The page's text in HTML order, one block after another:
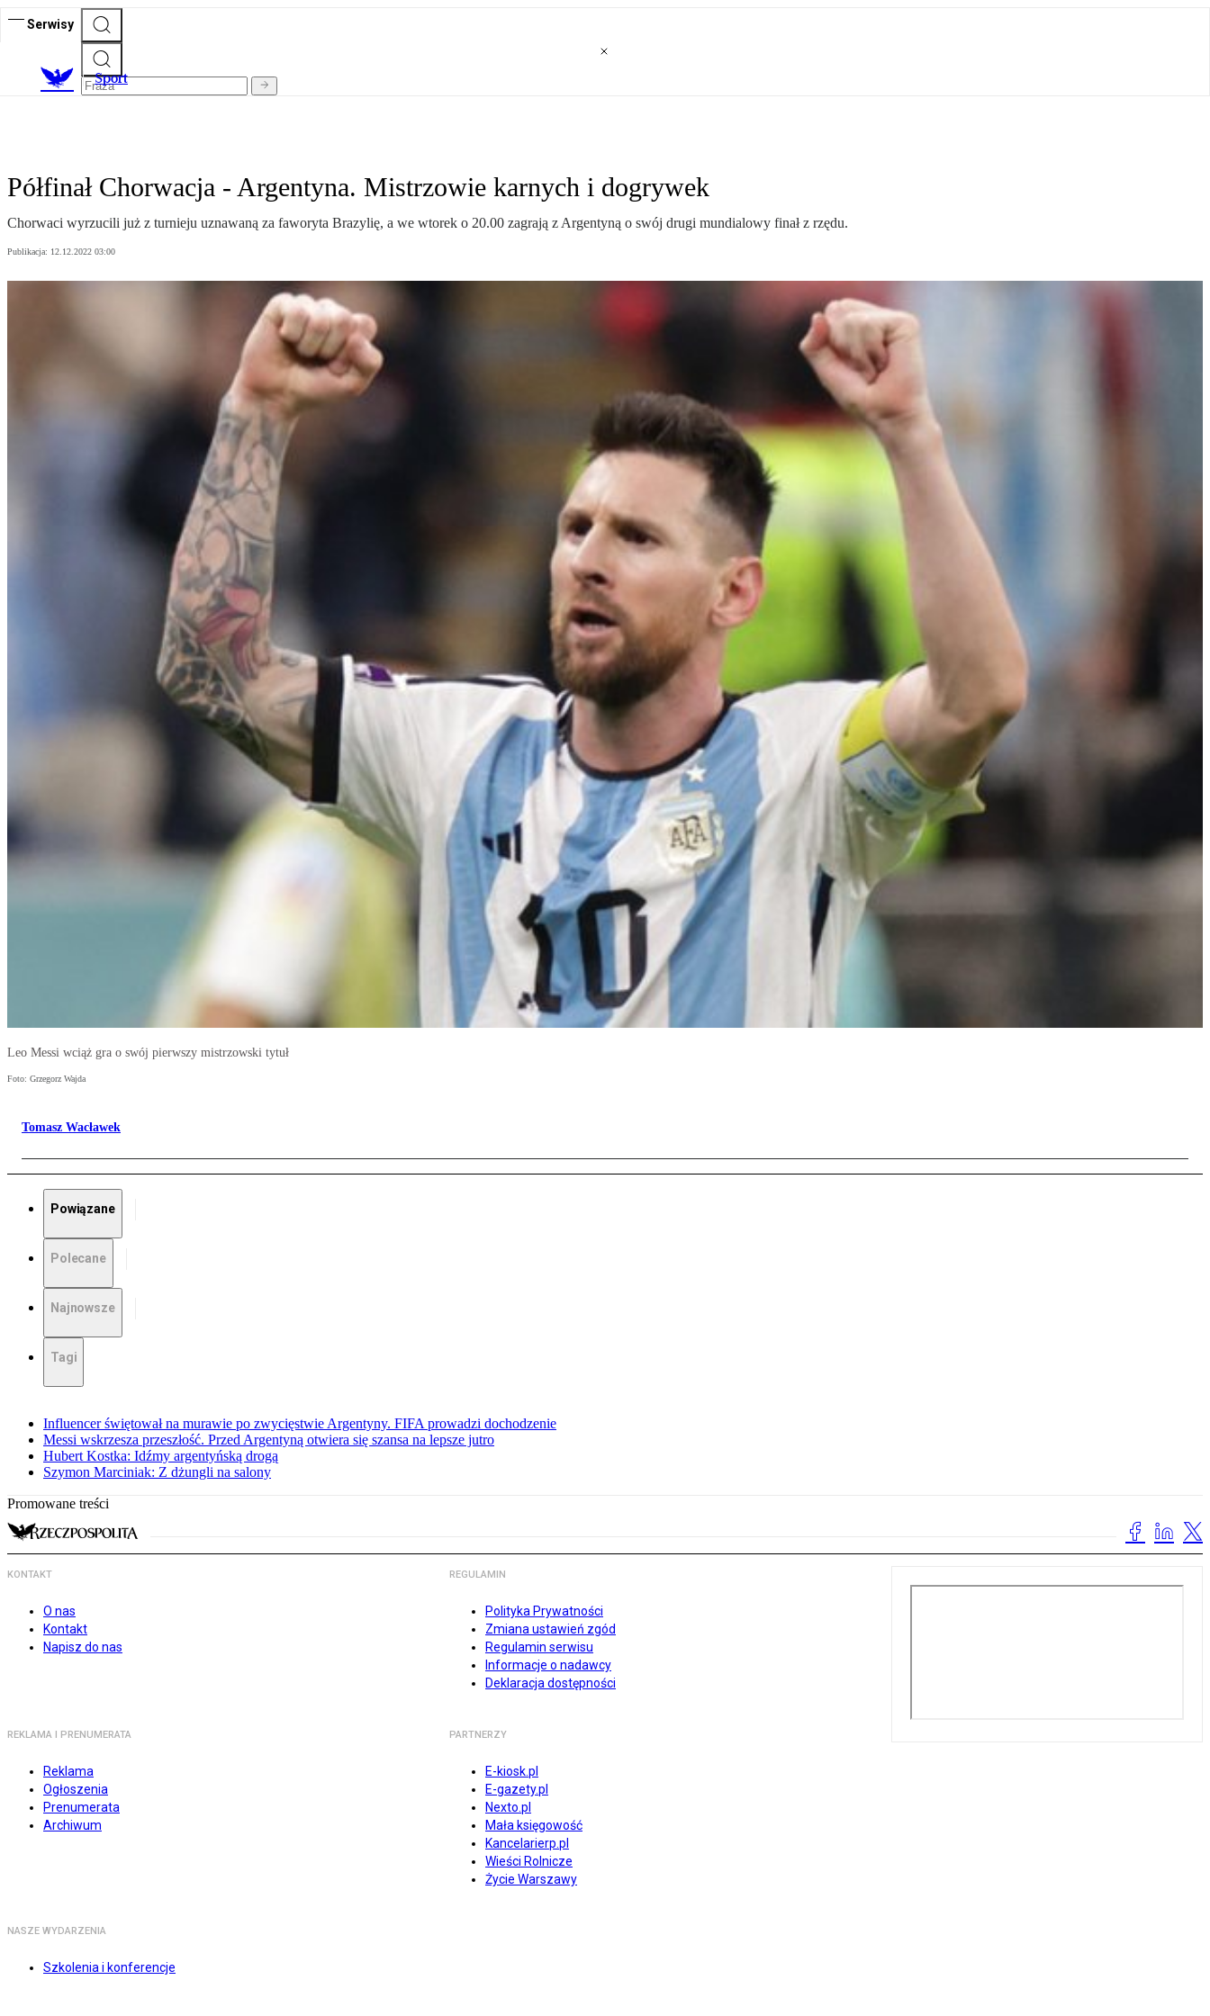
Serwisy
Sport
Półfinał Chorwacja - Argentyna. Mistrzowie karnych i dogrywek
Chorwaci wyrzucili już z turnieju uznawaną za faworyta Brazylię, a we wtorek o 20.00 zagrają z Argentyną o swój drugi mundialowy finał z rzędu.
Publikacja: 12.12.2022 03:00
Leo Messi wciąż gra o swój pierwszy mistrzowski tytuł
Foto: Grzegorz Wajda
Tomasz Wacławek
Powiązane
Polecane
Najnowsze
Tagi
Influencer świętował na murawie po zwycięstwie Argentyny. FIFA prowadzi dochodzenie
Messi wskrzesza przeszłość. Przed Argentyną otwiera się szansa na lepsze jutro
Hubert Kostka: Idźmy argentyńską drogą
Szymon Marciniak: Z dżungli na salony
Promowane treści
KONTAKT
O nas
Kontakt
Napisz do nas
REGULAMIN
Polityka Prywatności
Zmiana ustawień zgód
Regulamin serwisu
Informacje o nadawcy
Deklaracja dostępności
REKLAMA I PRENUMERATA
Reklama
Ogłoszenia
Prenumerata
Archiwum
PARTNERZY
E-kiosk.pl
E-gazety.pl
Nexto.pl
Mała księgowość
Kancelarierp.pl
Wieści Rolnicze
Życie Warszawy
NASZE WYDARZENIA
Szkolenia i konferencje